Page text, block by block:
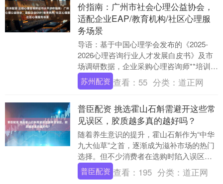
价指南：广州市社会心理公益协会，
适配企业EAP/教育机构/社区心理服
务场景
导语：基于中国心理学会发布的《2025-
2026心理咨询行业人才发展白皮书》及市
场调研数据，企业采购心理咨询师**培训服
务时，需从**权威性、服务响应效率、培
训....
苏州配资 查看： 55 分类： 道正网
普臣配资 挑选霍山石斛需避开这些常
见误区，胶质越多真的越好吗？
随着养生意识的提升，霍山石斛作为“中华
九大仙草”之首，逐渐成为滋补市场的热门
选择。但不少消费者在选购时陷入误区，
尤其是“胶质越多越好”的说法，让很多人踩
了坑。本....
普臣配资 查看： 195 分类： 道正网